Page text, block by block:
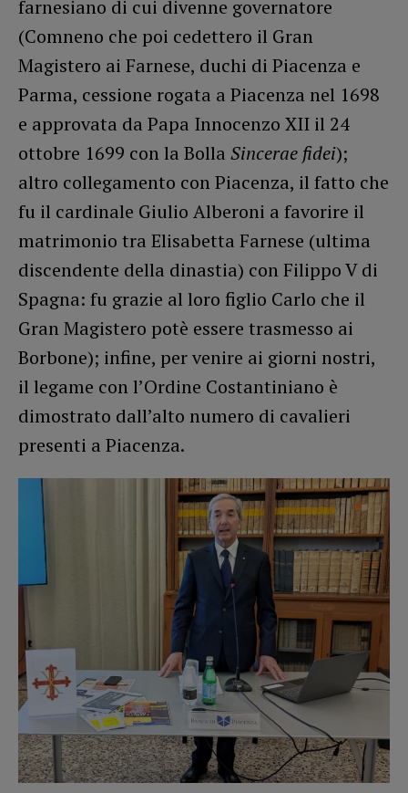
farnesiano di cui divenne governatore
(Comneno che poi cedettero il Gran
Magistero ai Farnese, duchi di Piacenza e
Parma, cessione rogata a Piacenza nel 1698
e approvata da Papa Innocenzo XII il 24
ottobre 1699 con la Bolla Sincerae fidei);
altro collegamento con Piacenza, il fatto che
fu il cardinale Giulio Alberoni a favorire il
matrimonio tra Elisabetta Farnese (ultima
discendente della dinastia) con Filippo V di
Spagna: fu grazie al loro figlio Carlo che il
Gran Magistero potè essere trasmesso ai
Borbone); infine, per venire ai giorni nostri,
il legame con l’Ordine Costantiniano è
dimostrato dall’alto numero di cavalieri
presenti a Piacenza.